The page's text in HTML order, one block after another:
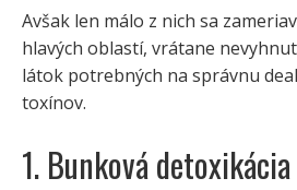
Avšak len málo z nich sa
hlavých oblastí, vrátane
látok potrebných na správnu
toxínov.
1. Bunková detoxikácia